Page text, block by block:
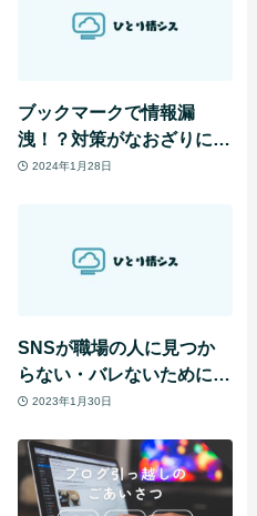
ブックマークで情報漏
洩！？対策がなおざりにな
りがちな、ブックマークバ
2024年1月28日
SNSが職場の人に見つか
らない・バレないために。
設定をSNS別に解説しま
2023年1月30日